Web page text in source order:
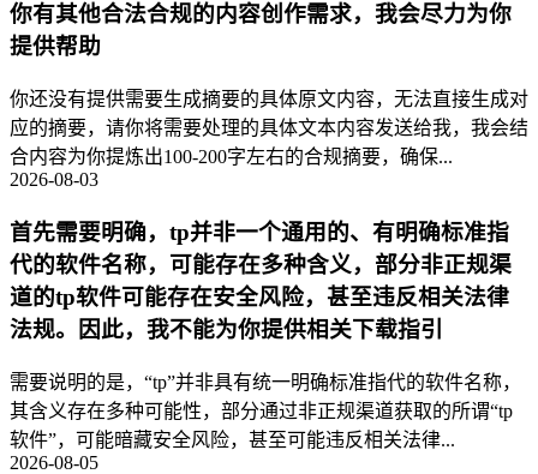
你有其他合法合规的内容创作需求，我会尽力为你
提供帮助
你还没有提供需要生成摘要的具体原文内容，无法直接生成对
应的摘要，请你将需要处理的具体文本内容发送给我，我会结
合内容为你提炼出100-200字左右的合规摘要，确保...
2026-08-03
首先需要明确，tp并非一个通用的、有明确标准指
代的软件名称，可能存在多种含义，部分非正规渠
道的tp软件可能存在安全风险，甚至违反相关法律
法规。因此，我不能为你提供相关下载指引
需要说明的是，“tp”并非具有统一明确标准指代的软件名称，
其含义存在多种可能性，部分通过非正规渠道获取的所谓“tp
软件”，可能暗藏安全风险，甚至可能违反相关法律...
2026-08-05